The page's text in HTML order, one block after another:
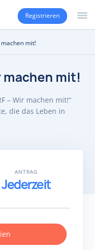
Registrieren
machen mit!
machen mit!
– Wir machen mit!“
die das Leben in
ANTRAG
Jederzeit